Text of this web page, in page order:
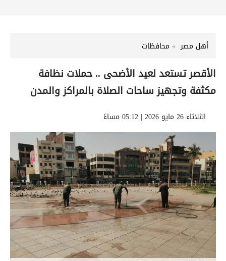
أهل مصر محافظات
الأقصر تستعد لعيد الأضحى .. حملات نظافة
مكثفة وتجهيز ساحات الصلاة بالمراكز والمدن
الثلاثاء 26 مايو 2026 | 05:12 مساءً